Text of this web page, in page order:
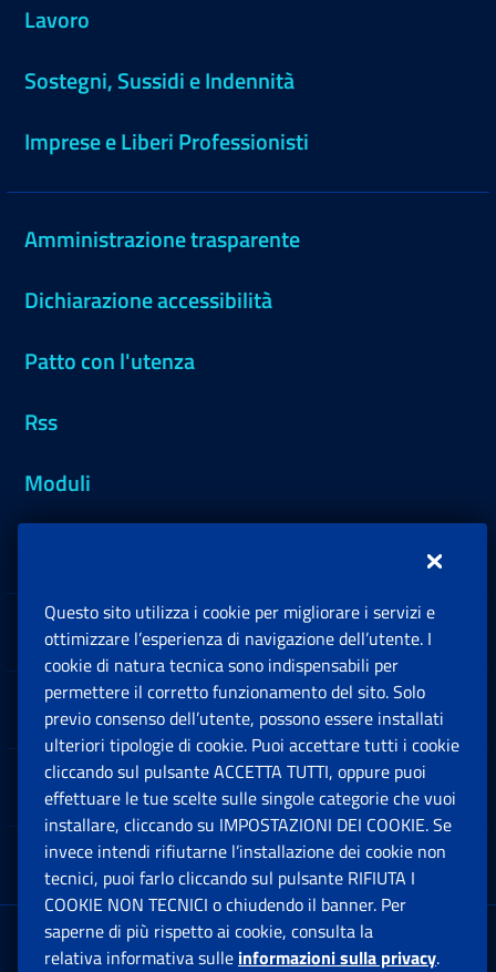
Lavoro
Sostegni, Sussidi e Indennità
Imprese e Liberi Professionisti
Amministrazione trasparente
Dichiarazione accessibilità
Patto con l'utenza
Rss
Moduli
Sedi e Contatti
Software
Note Legali
App mobile
Sede Legale : Via Ciro il Grande, 21
Questo sito utilizza i cookie per migliorare i servizi e
ottimizzare l’esperienza di navigazione dell’utente. I
cookie di natura tecnica sono indispensabili per
permettere il corretto funzionamento del sito. Solo
previo consenso dell’utente, possono essere installati
ulteriori tipologie di cookie. Puoi accettare tutti i cookie
cliccando sul pulsante ACCETTA TUTTI, oppure puoi
effettuare le tue scelte sulle singole categorie che vuoi
installare, cliccando su IMPOSTAZIONI DEI COOKIE. Se
invece intendi rifiutarne l’installazione dei cookie non
tecnici, puoi farlo cliccando sul pulsante RIFIUTA I
COOKIE NON TECNICI o chiudendo il banner. Per
saperne di più rispetto ai cookie, consulta la
relativa informativa sulle informazioni sulla privacy.